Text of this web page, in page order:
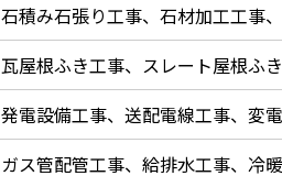
石積み石張り工事、石材加工工事
瓦屋根ふき工事、スレート屋根ふ
発電設備工事、送配電線工事、変
ガス管配管工事、給排水工事、冷